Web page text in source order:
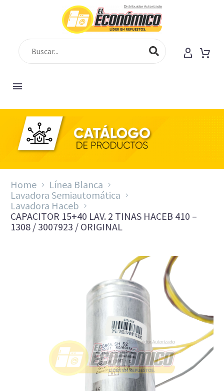
Referencia: 3007923
Home
Línea Blanca
Lavadora Semiautomática
Lavadora Haceb
CAPACITOR 15+40 LAV. 2 TINAS HACEB 410 –
1308 / 3007923 / ORIGINAL